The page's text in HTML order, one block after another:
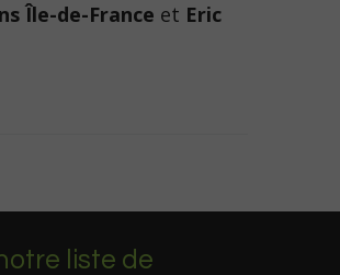
Île-de-France et Eric
liste de